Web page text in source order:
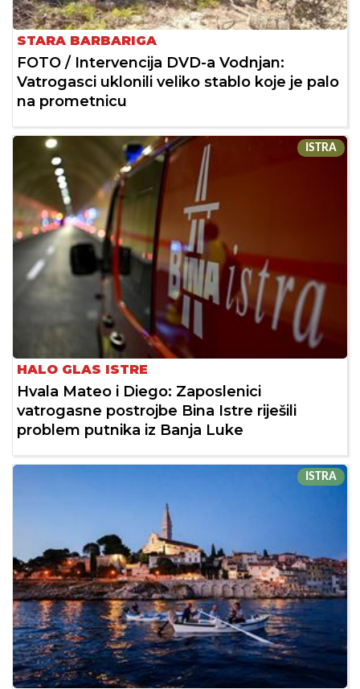
STARA BARBARIGA
FOTO / Intervencija DVD-a Vodnjan:
Vatrogasci uklonili veliko stablo koje je palo
na prometnicu
ISTRA
HALO GLAS ISTRE
Hvala Mateo i Diego: Zaposlenici
vatrogasne postrojbe Bina Istre riješili
problem putnika iz Banja Luke
ISTRA